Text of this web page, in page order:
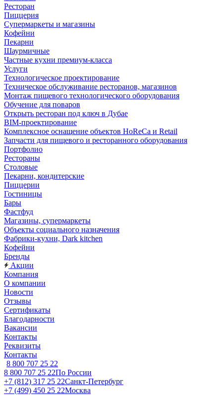
Ресторан
Пиццерия
Супермаркеты и магазины
Кофейни
Пекарни
Шаурмичные
Частные кухни премиум-класса
Услуги
Технологическое проектирование
Техническое обслуживание ресторанов, магазинов
Монтаж пищевого технологического оборудования
Обучение для поваров
Открыть ресторан под ключ в Дубае
BIM-проектирование
Комплексное оснащение объектов HoReCa и Retail
Запчасти для пищевого и ресторанного оборудования
Портфолио
Рестораны
Столовые
Пекарни, кондитерские
Пиццерии
Гостиницы
Бары
Фастфуд
Магазины, супермаркеты
Объекты социального назначения
Фабрики-кухни, Dark kitchen
Кофейни
Бренды
Акции
Компания
О компании
Новости
Отзывы
Сертификаты
Благодарности
Вакансии
Контакты
Реквизиты
Контакты
8 800 707 25 22
8 800 707 25 22По России
+7 (812) 317 25 22Санкт-Петербург
+7 (499) 450 25 22Москва